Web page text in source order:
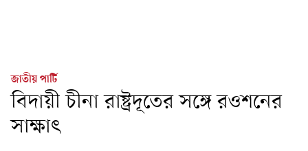
জাতীয় পার্টি
বিদায়ী চীনা রাষ্ট্রদূতের সঙ্গে রওশনের
সাক্ষাৎ